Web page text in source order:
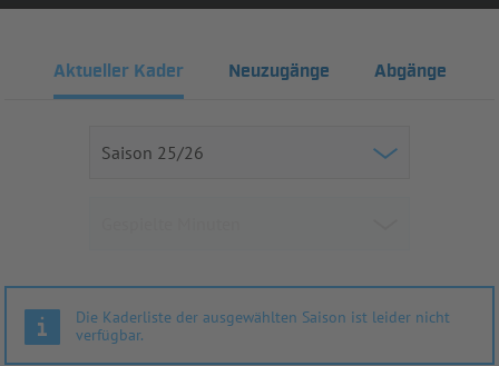
Aktueller Kader Neuzugänge Abgänge
Die Kaderliste der ausgewählten Saison ist leider nicht
verfügbar.